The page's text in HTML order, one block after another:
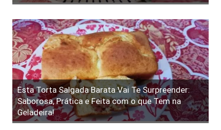
Esta Torta Salgada Barata Vai Te Surpreender:
Saborosa, Prática e Feita com o que Tem na
Geladeira!